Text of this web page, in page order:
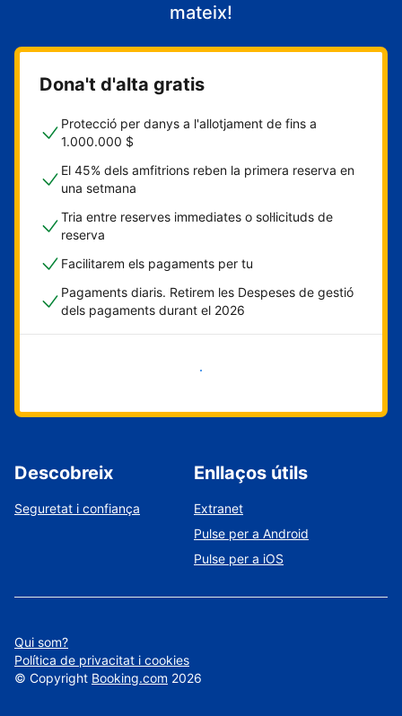
mateix!
Dona't d'alta gratis
Protecció per danys a l'allotjament de fins a
1.000.000 $
El 45% dels amfitrions reben la primera reserva en
una setmana
Tria entre reserves immediates o sol·licituds de
reserva
Facilitarem els pagaments per tu
Pagaments diaris. Retirem les Despeses de gestió
dels pagaments durant el 2026
Comença ara
Descobreix
Seguretat i confiança
Enllaços útils
Extranet
Pulse per a Android
Pulse per a iOS
Qui som?
Política de privacitat i cookies
© Copyright Booking.com 2026